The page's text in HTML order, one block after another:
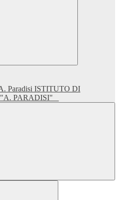
ISTITUTO DI
"A. PARADISI"